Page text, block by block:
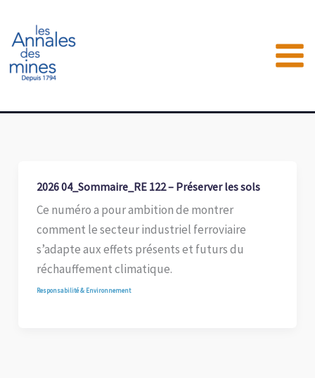
contenu
2026 04_Sommaire_RE 122 – Préserver les sols
Ce numéro a pour ambition de montrer
comment le secteur industriel ferroviaire
s’adapte aux effets présents et futurs du
réchauffement climatique.
Responsabilité & Environnement